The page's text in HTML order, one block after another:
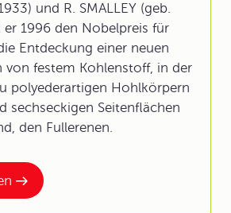
und R. SMALLEY (geb.
er 1996 den Nobelpreis für
Entdeckung einer neuen
von festem Kohlenstoff, in der
polyederartigen Hohlkörpern
sechseckigen Seitenflächen
den Fullerenen.